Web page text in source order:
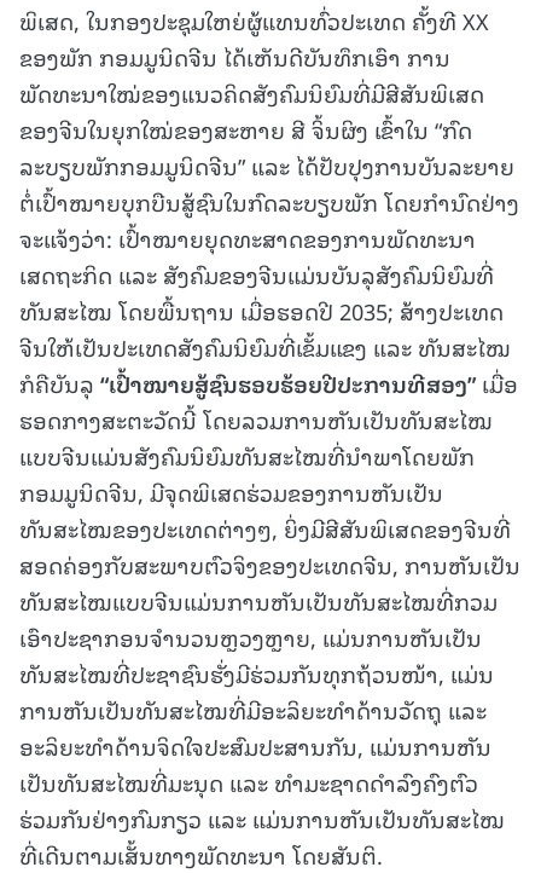
ພິເສດ, ໃນກອງປະຊຸມໃຫຍ່ຜູ້ແທນທົ່ວປະເທດ ຄັ້ງທີ XX
ຂອງພັກ ກອມມູນິດຈີນ ໄດ້ເຫັນດີບັນທຶກເອົາ ການ
ພັດທະນາໃໝ່ຂອງແນວຄິດສັງຄົມນິຍົມທີ່ມີສີສັນພິເສດ
ຂອງຈີນໃນຍຸກໃໝ່ຂອງສະຫາຍ ສີ ຈິ້ນຜິງ ເຂົ້າໃນ “ກົດ
ລະບຽບພັກກອມມູນິດຈີນ” ແລະ ໄດ້ປັບປຸງການບັນລະຍາຍ
ຕໍ່ເປົ້າໝາຍບຸກບືນສູ້ຊົນໃນກົດລະບຽບພັກ ໂດຍກຳນົດຢ່າງ
ຈະແຈ້ງວ່າ: ເປົ້າໝາຍຍຸດທະສາດຂອງການພັດທະນາ
ເສດຖະກິດ ແລະ ສັງຄົມຂອງຈີນແມ່ນບັນລຸສັງຄົມນິຍົມທີ່
ທັນສະໄໝ ໂດຍພື້ນຖານ ເມື່ອຮອດປີ 2035; ສ້າງປະເທດ
ຈີນໃຫ້ເປັນປະເທດສັງຄົມນິຍົມທີ່ເຂັ້ມແຂງ ແລະ ທັນສະໄໝ
ກໍຄືບັນລຸ “ເປົ້າໝາຍສູ້ຊົນຮອບຮ້ອຍປີປະການທີສອງ” ເມື່ອ
ຮອດກາງສະຕະວັດນີ້ ໂດຍລວມການຫັນເປັນທັນສະໄໝ
ແບບຈີນແມ່ນສັງຄົມນິຍົມທັນສະໄໝທີ່ນຳພາໂດຍພັກ
ກອມມູນິດຈີນ, ມີຈຸດພິເສດຮ່ວມຂອງການຫັນເປັນ
ທັນສະໄໝຂອງປະເທດຕ່າງໆ, ຍິ່ງມີສີສັນພິເສດຂອງຈີນທີ່
ສອດຄ່ອງກັບສະພາບຕົວຈິງຂອງປະເທດຈີນ, ການຫັນເປັນ
ທັນສະໄໝແບບຈີນແມ່ນການຫັນເປັນທັນສະໄໝທີ່ກວມ
ເອົາປະຊາກອນຈຳນວນຫຼວງຫຼາຍ, ແມ່ນການຫັນເປັນ
ທັນສະໄໝທີ່ປະຊາຊົນຮັ່ງມີຮ່ວມກັນທຸກຖ້ວນໜ້າ, ແມ່ນ
ການຫັນເປັນທັນສະໄໝທີ່ມີອະລິຍະທຳດ້ານວັດຖຸ ແລະ
ອະລິຍະທຳດ້ານຈິດໃຈປະສົມປະສານກັນ, ແມ່ນການຫັນ
ເປັນທັນສະໄໝທີ່ມະນຸດ ແລະ ທຳມະຊາດດຳລົງຄົງຕົວ
ຮ່ວມກັນຢ່າງກົມກຽວ ແລະ ແມ່ນການຫັນເປັນທັນສະໄໝ
ທີ່ເດີນຕາມເສັ້ນທາງພັດທະນາ ໂດຍສັນຕິ.